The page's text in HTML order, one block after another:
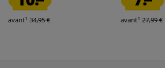
avant1 34,95 € avant1 27,99 €